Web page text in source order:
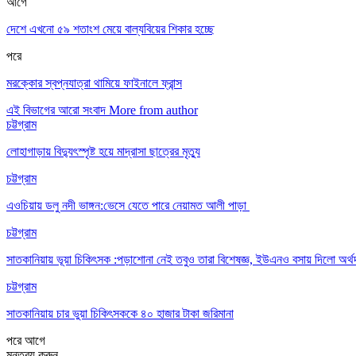
দেশে এখনো ৫৯ শতাংশ মেয়ে বাল্যবিয়ের শিকার হচ্ছে
পরে
মরক্কোর স্বপ্নযাত্রা থামিয়ে ফাইনালে ফ্রান্স
এই বিভাগের আরো সংবাদ More from author
চট্টগ্রাম
লোহাগাড়ায় বিদ্যুৎস্পৃষ্ট হয়ে মাদ্রাসা ছাত্রের মৃত্যু
চট্টগ্রাম
এওচিয়ায় ডলু নদী ভাঙ্গন:ভেসে যেতে পারে নেয়ামত আলী পাড়া
চট্টগ্রাম
সাতকানিয়ায় ভূয়া চিকিৎসক :পড়াশোনা নেই তবুও তারা বিশেষজ্ঞ, ইউএনও বসায় দিলো
চট্টগ্রাম
সাতকানিয়ায় চার ভুয়া চিকিৎসককে ৪০ হাজার টাকা জরিমানা
পরেআগে